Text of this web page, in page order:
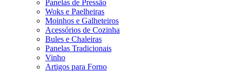
Panelas de Pressão
Woks e Paelheiras
Moinhos e Galheteiros
Acessórios de Cozinha
Bules e Chaleiras
Panelas Tradicionais
Vinho
Artigos para Forno